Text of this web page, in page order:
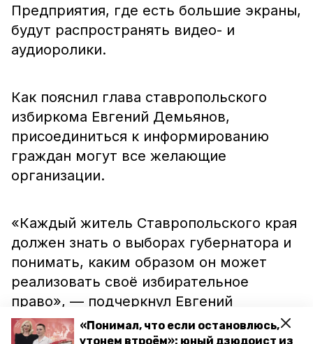
«Понимал, что если остановлюсь,
утонем втроём»: юный дзюдоист из
Предприятия, где есть большие экраны,
будут распространять видео- и
аудиоролики.
Как пояснил глава ставропольского
избиркома Евгений Демьянов,
присоединиться к информированию
граждан могут все желающие
организации.
«Каждый житель Ставропольского края
должен знать о выборах губернатора и
понимать, каким образом он может
реализовать своё избирательное
право», — подчеркнул Евгений
Демьянов.